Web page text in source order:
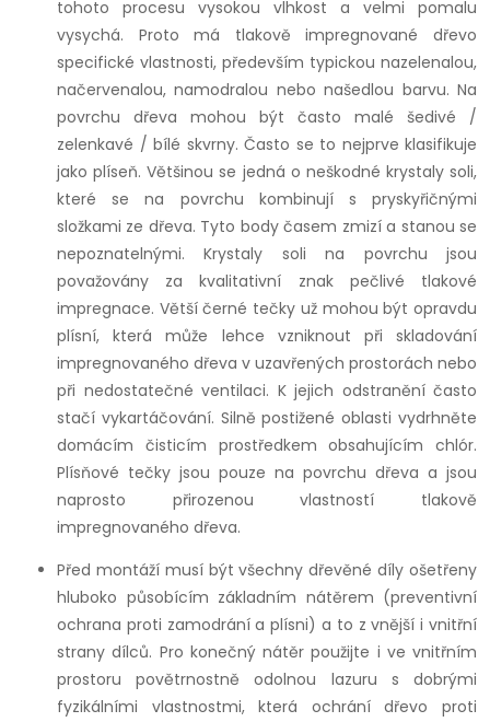
tohoto procesu vysokou vlhkost a velmi pomalu
vysychá. Proto má tlakově impregnované dřevo
specifické vlastnosti, především typickou nazelenalou,
načervenalou, namodralou nebo našedlou barvu. Na
povrchu dřeva mohou být často malé šedivé /
zelenkavé / bílé skvrny. Často se to nejprve klasifikuje
jako plíseň. Většinou se jedná o neškodné krystaly soli,
které se na povrchu kombinují s pryskyřičnými
složkami ze dřeva. Tyto body časem zmizí a stanou se
nepoznatelnými. Krystaly soli na povrchu jsou
považovány za kvalitativní znak pečlivé tlakové
impregnace. Větší černé tečky už mohou být opravdu
plísní, která může lehce vzniknout při skladování
impregnovaného dřeva v uzavřených prostorách nebo
při nedostatečné ventilaci. K jejich odstranění často
stačí vykartáčování. Silně postižené oblasti vydrhněte
domácím čisticím prostředkem obsahujícím chlór.
Plísňové tečky jsou pouze na povrchu dřeva a jsou
naprosto přirozenou vlastností tlakově
impregnovaného dřeva.
Před montáží musí být všechny dřevěné díly ošetřeny
hluboko působícím základním nátěrem (preventivní
ochrana proti zamodrání a plísni) a to z vnější i vnitřní
strany dílců. Pro konečný nátěr použijte i ve vnitřním
prostoru povětrnostně odolnou lazuru s dobrými
fyzikálními vlastnostmi, která ochrání dřevo proti